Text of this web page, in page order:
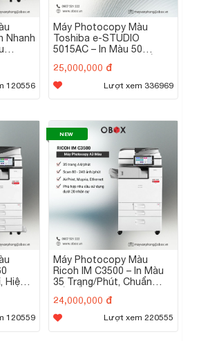
Nhanh
120556
Máy Photocopy Màu
Toshiba e-STUDIO
5015AC – In Màu 50
Bền Bỉ
25,000,000 đ
Lượt xem 336969
Hiệu
120559
Máy Photocopy Màu
Ricoh IM C3500 – In Màu
35 Trang/Phút, Chuẩn
24,000,000 đ
Lượt xem 220555
NEW